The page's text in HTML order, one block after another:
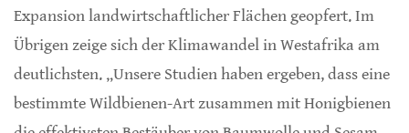
Expansion landwirtschaftlicher Flächen geopfert. Im
Übrigen zeige sich der Klimawandel in Westafrika am
deutlichsten. „Unsere Studien haben ergeben, dass eine
bestimmte Wildbienen-Art zusammen mit Honigbienen